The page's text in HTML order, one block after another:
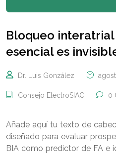
Bloqueo interatrial
esencial es
Dr. Luis González
Consejo ElectroSIAC 0
Añade aquí tu texto de
diseñado para evaluar
BIA como predictor de FA e